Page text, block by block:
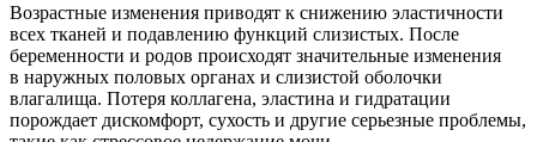
Возрастные изменения приводят к снижению эластичности
всех тканей и подавлению функций слизистых. После
беременности и родов происходят значительные изменения
в наружных половых органах и слизистой оболочки
влагалища. Потеря коллагена, эластина и гидратации
порождает дискомфорт, сухость и другие серьезные проблемы,